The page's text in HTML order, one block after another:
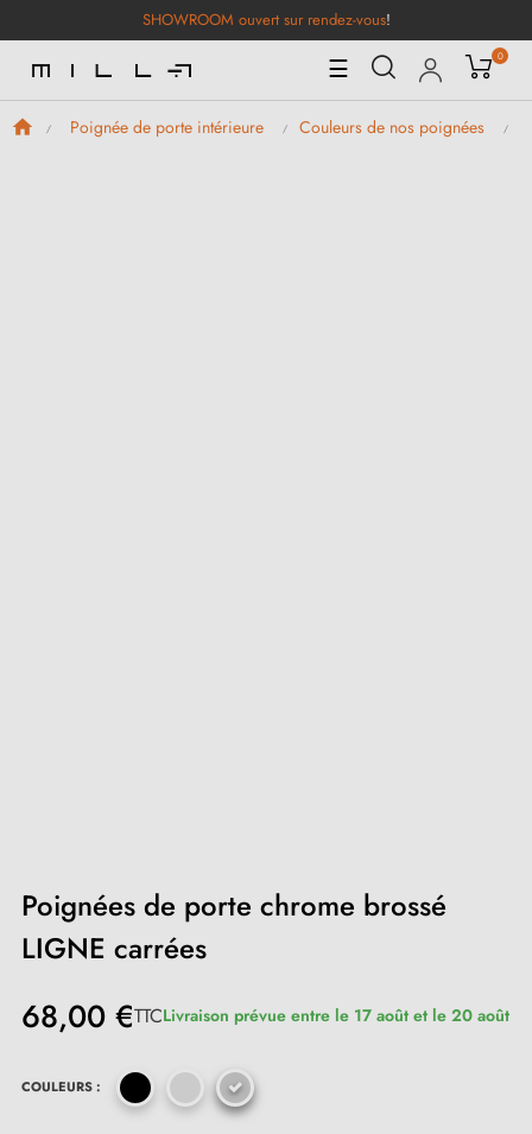
SHOWROOM ouvert sur rendez-vous!
Basculer
la
navigation
☰ 0
Poignée de porte intérieure Couleurs de nos poignées
Poignées de porte chrome brossé
LIGNE carrées
68,00 €TTCLivraison prévue entre le 17 août et le 20 août
COULEURS :